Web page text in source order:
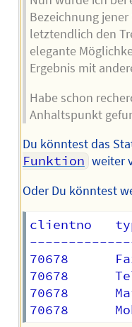
Bezeichnung
letztendlich den
elegante
Ergebnis mit
Habe schon
Anhaltspunkt
Du könntest das
Funktion weiter
Oder Du könntest
clientno
70678
70678
70678